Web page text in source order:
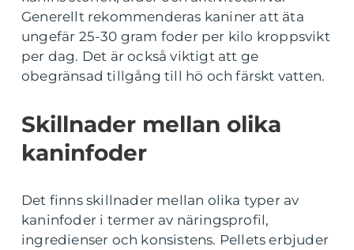
Generellt rekommenderas kaniner att äta
ungefär 25-30 gram foder per kilo kroppsvikt
per dag. Det är också viktigt att ge
obegränsad tillgång till hö och färskt vatten.
Skillnader mellan olika
kaninfoder
Det finns skillnader mellan olika typer av
kaninfoder i termer av näringsprofil,
ingredienser och konsistens. Pellets erbjuder